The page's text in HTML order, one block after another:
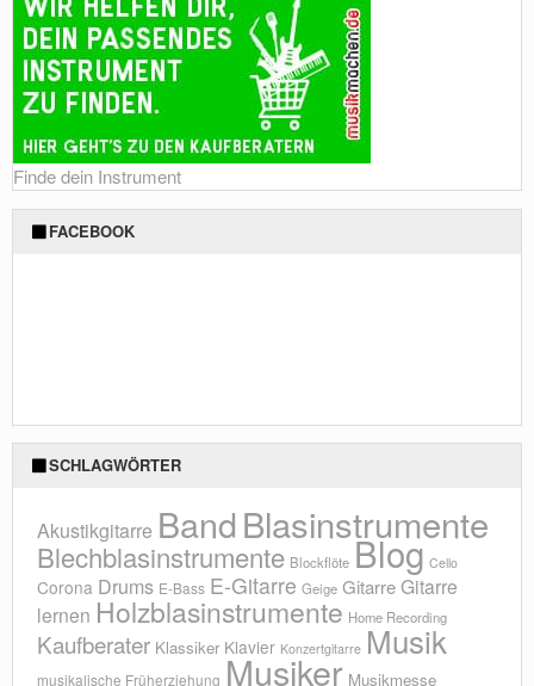
Finde dein Instrument
FACEBOOK
SCHLAGWÖRTER
Akustikgitarre BandBlasinstrumente
Blechblasinstrumente Blockflöte Blog Cello
Corona Drums E-Bass E-Gitarre Geige GitarreGitarre
lernen Holzblasinstrumente Home Recording
Kaufberater Klassiker Klavier Konzertgitarre Musik
musikalische Früherziehung Musiker Musikmesse